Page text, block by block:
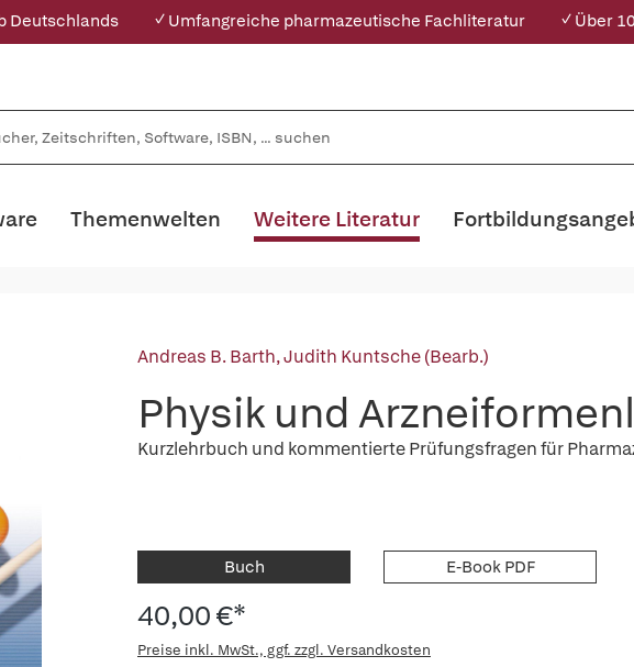
Deutschlands ✓ Umfangreiche pharmazeutische Fachliteratur ✓ Über
Themenwelten Weitere Literatur
Andreas B. Barth,Judith Kuntsche (Bearb.)
Physik und
Kurzlehrbuch und kommentierte Prüfungsfragen für
Buch E-Book PDF
40,00 €*
Preise inkl. MwSt., ggf. zzgl. Versandkosten